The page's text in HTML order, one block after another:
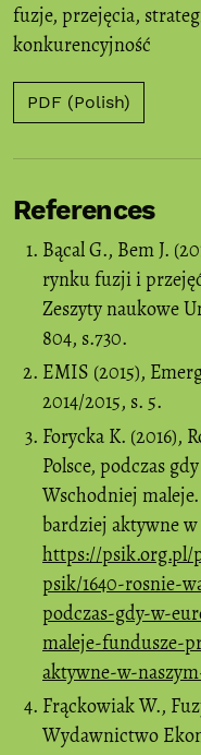
fuzje, przejęcia,
konkurencyjność
PDF (Polish)
References
Bącal G., Bem J.
rynku fuzji i
Zeszyty naukowe
804, s.730.
EMIS (2015),
2014/2015, s. 5.
Forycka K. (2016),
Polsce, podczas
Wschodniej
bardziej aktywne w
https://psik.org.pl/
psik/1640-rosnie-
podczas-gdy-w-
maleje-fundusze-
aktywne-w-
Frąckowiak W.,
Wydawnictwo